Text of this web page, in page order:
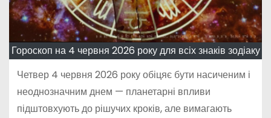
Гороскоп на 4 червня 2026 року для всіх знаків зодіаку
Четвер 4 червня 2026 року обіцяє бути насиченим і
неоднозначним днем — планетарні впливи
підштовхують до рішучих кроків, але вимагають